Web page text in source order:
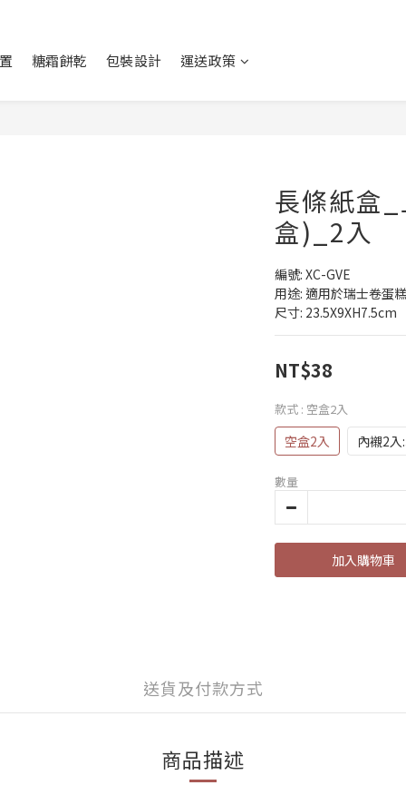
糖霜餅乾 包裝設計 運送政策
長條紙盒
盒)_2入
編號: XC-GVE
用途: 適用於瑞士卷蛋
尺寸: 23.5X9XH7.5cm
NT$38
款式 : 空盒2入
空盒2入 內襯2
數量
加入購物車
送貨及付款方式
商品描述